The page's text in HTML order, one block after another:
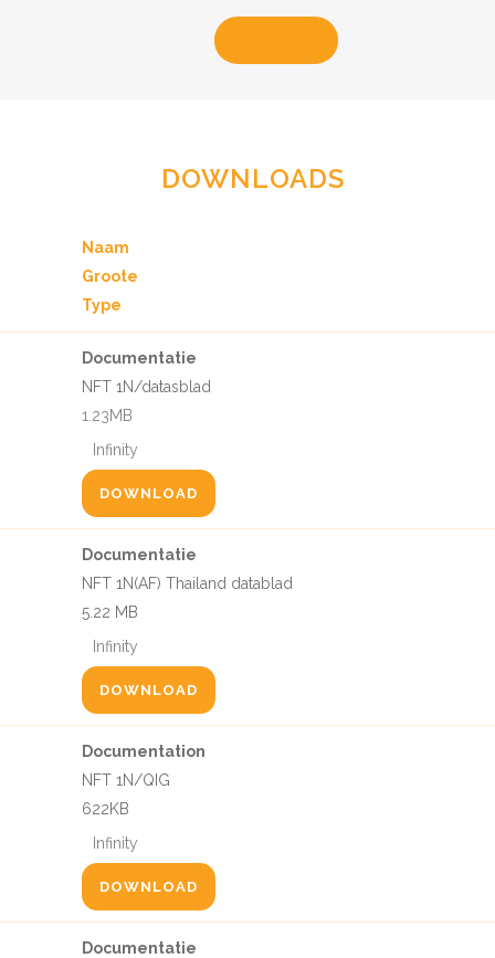
DOWNLOADS
Naam
Groote
Type
Documentatie
NFT 1N/datasblad
1.23MB
Infinity
DOWNLOAD
Documentatie
NFT 1N(AF) Thailand datablad
5.22 MB
Infinity
DOWNLOAD
Documentation
NFT 1N/QIG
622KB
Infinity
DOWNLOAD
Documentatie